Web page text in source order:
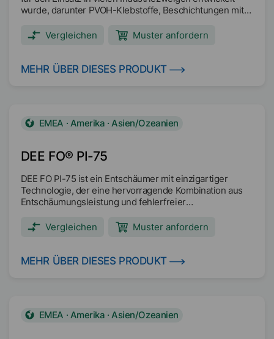
wurde, darunter PVOH-Klebstoffe, Beschichtungen mit
wässrigen Tintensystemen gehören flexible Folien, OPV
und Metallic.
Vergleichen Muster anfordern
MEHR ÜBER DIESES PRODUKT
DEE FO® PI-75
EMEA · Amerika · Asien/Ozeanien
DEE FO PI-75 ist ein Entschäumer mit einzigartiger
Technologie, der eine hervorragende Kombination aus
Entschäumungsleistung und fehlerfreier
Druckfarbenanwendungen bietet. Besonders wirksam in
Formulierungen für Wellpappe, Verpackungen,
Zeitungsdruckfarben.
Vergleichen Muster anfordern
MEHR ÜBER DIESES PRODUKT
EMEA · Amerika · Asien/Ozeanien